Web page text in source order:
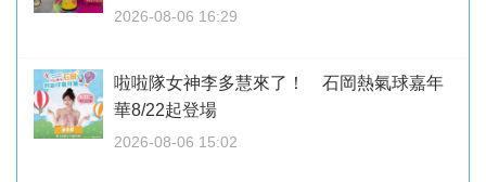
2026-08-06 16:29
啦啦隊女神李多慧來了！ 石岡熱氣球嘉年
華8/22起登場
2026-08-06 15:02